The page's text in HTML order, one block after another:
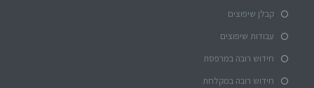
קבלן שיפוצים
עבודות שיפוצים
חידוש רובה במרפסת
חידוש רובה במקלחת